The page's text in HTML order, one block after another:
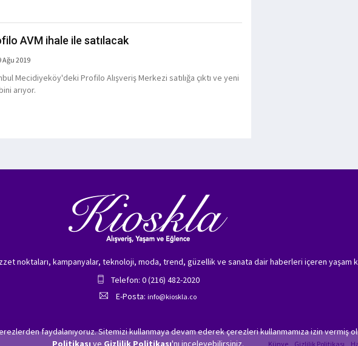
AVM ihale ile satılacak
Ağu 2019
Mecidiyeköy'deki Profilo Alışveriş Merkezi satılığa çıktı ve yeni
arıyor.
faydalanıyoruz. Sitemizi kullanmaya devam ederek çerezleri kullanmamıza izin vermiş
Politikası ve Gizlilik Politikası'nı inceleyebilirsiniz.
noktaları, kampanyalar, teknoloji, moda, trend, güzellik ve sanata dair haberleri içeren yaşam
Telefon: 0 (216) 482-2020
E-Posta: info@kioskla.co
Künye Gizlilik Politikası